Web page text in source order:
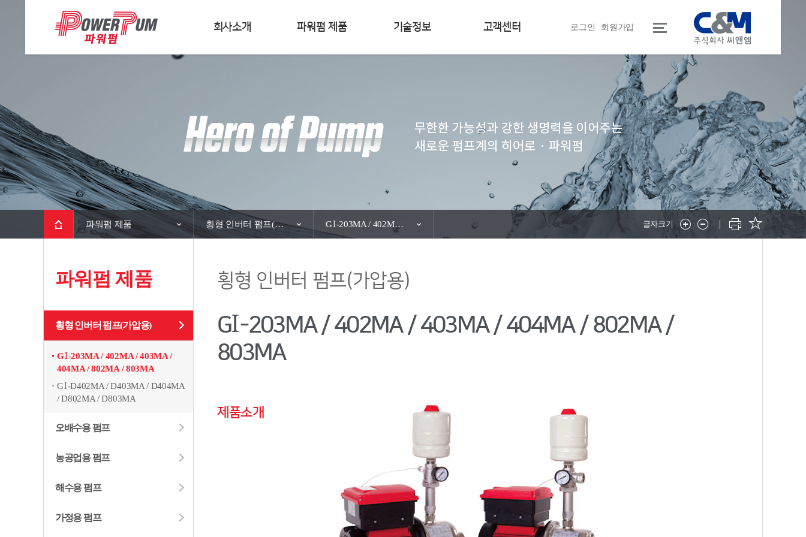
회사소개 파워펌 제품 기술정보 고객센터 로그인 회원가입
파워펌 제품 횡형 인버터 펌프(가압용) GI-203MA / 402MA / 403MA / 404MA / 802MA / 803MA 글자크기
파워펌 제품
횡형 인버터 펌프(가압용)
GI-203MA / 402MA / 403MA /
404MA / 802MA / 803MA
GI-D402MA / D403MA / D404MA
/ D802MA / D803MA
오배수용 펌프
농공업용 펌프
해수용 펌프
가정용 펌프
횡형 인버터 펌프(가압용)
GI-203MA / 402MA / 403MA / 404MA / 802MA /
803MA
제품소개